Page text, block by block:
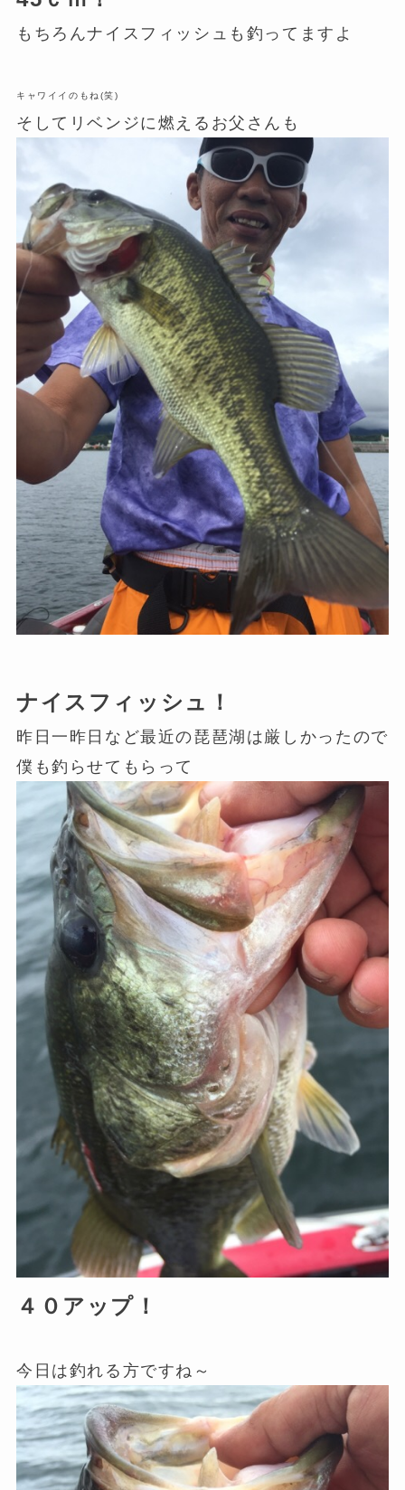
もちろんナイスフィッシュも釣ってますよ
キャワイイのもね(笑)
そしてリベンジに燃えるお父さんも
ナイスフィッシュ！
昨日一昨日など最近の琵琶湖は厳しかったので
僕も釣らせてもらって
４０アップ！
今日は釣れる方ですね～